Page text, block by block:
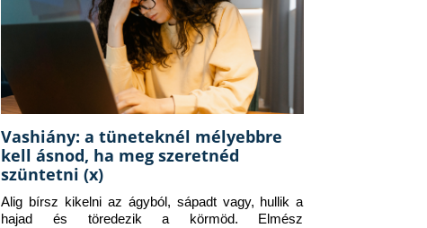
Vashiány: a tüneteknél mélyebbre
kell ásnod, ha meg szeretnéd
szüntetni (x)
Alig bírsz kikelni az ágyból, sápadt vagy, hullik a
hajad és töredezik a körmöd. Elmész